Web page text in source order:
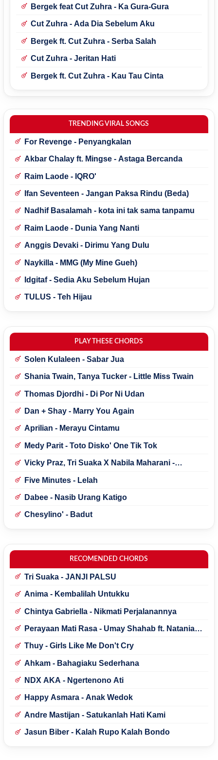
Bergek feat Cut Zuhra - Ka Gura-Gura
Cut Zuhra - Ada Dia Sebelum Aku
Bergek ft. Cut Zuhra - Serba Salah
Cut Zuhra - Jeritan Hati
Bergek ft. Cut Zuhra - Kau Tau Cinta
TRENDING VIRAL SONGS
For Revenge - Penyangkalan
Akbar Chalay ft. Mingse - Astaga Bercanda
Raim Laode - IQRO'
Ifan Seventeen - Jangan Paksa Rindu (Beda)
Nadhif Basalamah - kota ini tak sama tanpamu
Raim Laode - Dunia Yang Nanti
Anggis Devaki - Dirimu Yang Dulu
Naykilla - MMG (My Mine Gueh)
Idgitaf - Sedia Aku Sebelum Hujan
TULUS - Teh Hijau
PLAY THESE CHORDS
Solen Kulaleen - Sabar Jua
Shania Twain, Tanya Tucker - Little Miss Twain
Thomas Djordhi - Di Por Ni Udan
Dan + Shay - Marry You Again
Aprilian - Merayu Cintamu
Medy Parit - Toto Disko' One Tik Tok
Vicky Praz, Tri Suaka X Nabila Maharani -
Five Minutes - Lelah
Dabee - Nasib Urang Katigo
Chesylino' - Badut
RECOMENDED CHORDS
Tri Suaka - JANJI PALSU
Anima - Kembalilah Untukku
Chintya Gabriella - Nikmati Perjalanannya
Perayaan Mati Rasa - Umay Shahab ft. Natania
Thuy - Girls Like Me Don't Cry
Ahkam - Bahagiaku Sederhana
NDX AKA - Ngertenono Ati
Happy Asmara - Anak Wedok
Andre Mastijan - Satukanlah Hati Kami
Jasun Biber - Kalah Rupo Kalah Bondo